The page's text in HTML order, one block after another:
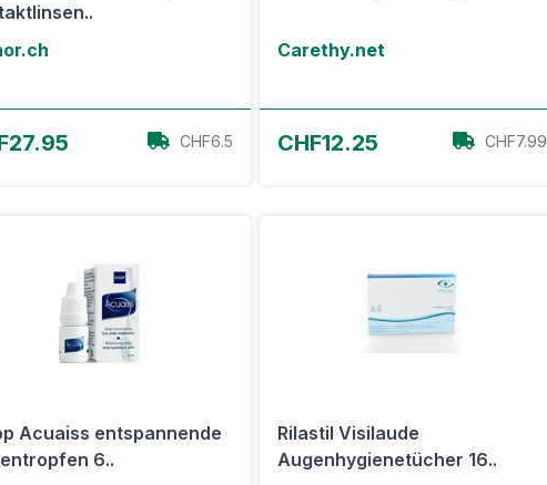
CHF6.5
Carethy.net
CHF12.25 CHF7.99
Acuaiss entspannende
6..
Rilastil Visilaude
Augenhygienetücher 16..